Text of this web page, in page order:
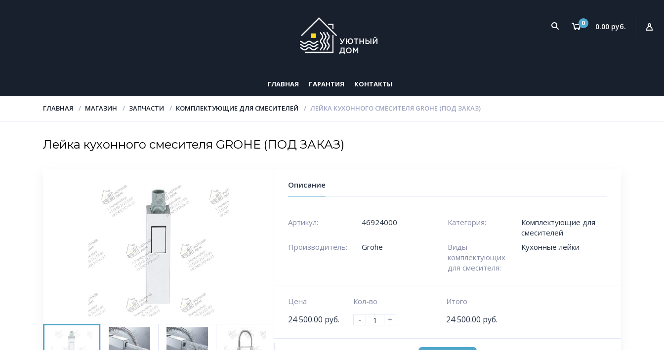
0 0.00 руб.
ГЛАВНАЯ ГАРАНТИЯ КОНТАКТЫ
ГЛАВНАЯ МАГАЗИН ЗАПЧАСТИ КОМПЛЕКТУЮЩИЕ ДЛЯ СМЕСИТЕЛЕЙ ЛЕЙКА КУХОННОГО СМЕСИТЕЛЯ GROHE (ПОД ЗАКАЗ)
Лейка кухонного смесителя GROHE (ПОД ЗАКАЗ)
Описание
Артикул: 46924000 Категория:
Комплектующие для
смесителей
Производитель:
Grohe
Виды
комплектующих
для смесителя:
Кухонные лейки
Цена
24 500.00 руб.
Кол-во
-
+
Итого
24 500.00 руб.